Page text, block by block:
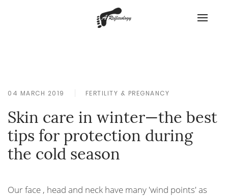
04 MARCH 2019 FERTILITY & PREGNANCY
Skin care in winter—the best
tips for protection during
the cold season
Our face , head and neck have many 'wind points' as